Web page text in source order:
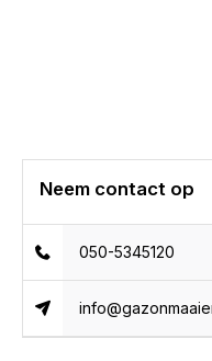
Neem contact op
050-5345120